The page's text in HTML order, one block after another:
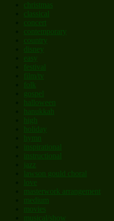
christmas
classical
concert
contemporary
country
disney
easy
festival
film/tv
folk
gospel
halloween
hanukkah
high
holiday
hymn
inspirational
instructional
jazz
lawson gould choral
love
masterwork arrangement
medium
movies
musical/show